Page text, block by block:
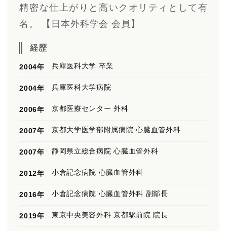
精密な仕上がりと高いクオリティとして有
名。 【日本外科学会 会員】
経歴
2004年 兵庫医科大学 卒業
2004年 兵庫医科大学病院
2006年 京都医療センター 外科
2007年 京都大学医学部附属病院 心臓血管外科
2007年 静岡県立総合病院 心臓血管外科
2012年 小倉記念病院 心臓血管外科
2016年 小倉記念病院 心臓血管外科 副部長
2019年 東京中央美容外科 京都駅前院 院長